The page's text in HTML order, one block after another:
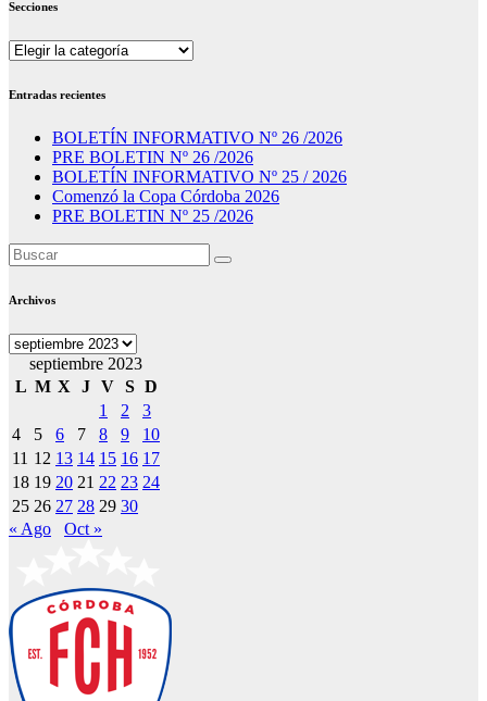
Secciones
Secciones
Entradas recientes
BOLETÍN INFORMATIVO Nº 26 /2026
PRE BOLETIN Nº 26 /2026
BOLETÍN INFORMATIVO Nº 25 / 2026
Comenzó la Copa Córdoba 2026
PRE BOLETIN Nº 25 /2026
Archivos
Archivos
septiembre 2023
L M X J V S D
1
2
3
4
5 6 7 8 9
10
11 12 13 14 15 16 17
18 19 20 21 22 23 24
25 26 27 28 29 30
« Ago
Oct »